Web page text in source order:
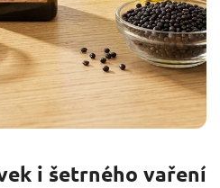
i šetrného vaření